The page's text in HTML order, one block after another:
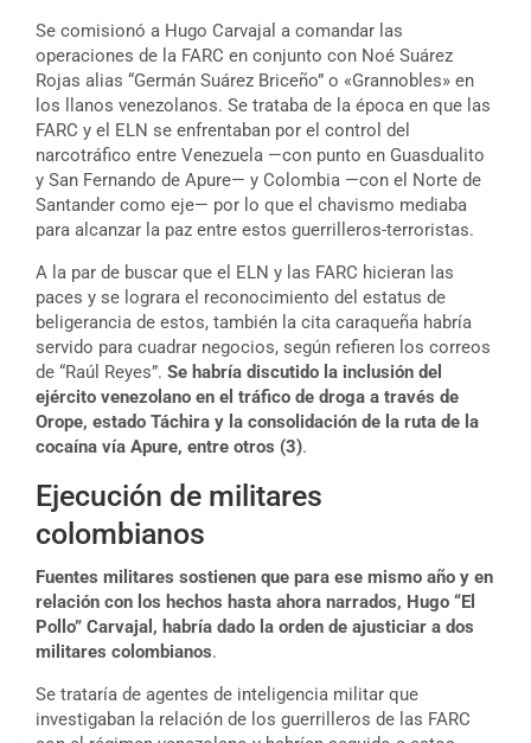
Se comisionó a Hugo Carvajal a comandar las
operaciones de la FARC en conjunto con Noé Suárez
Rojas alias “Germán Suárez Briceño” o «Grannobles» en
los llanos venezolanos. Se trataba de la época en que las
FARC y el ELN se enfrentaban por el control del
narcotráfico entre Venezuela —con punto en Guasdualito
y San Fernando de Apure— y Colombia —con el Norte de
Santander como eje— por lo que el chavismo mediaba
para alcanzar la paz entre estos guerrilleros-terroristas.
A la par de buscar que el ELN y las FARC hicieran las
paces y se lograra el reconocimiento del estatus de
beligerancia de estos, también la cita caraqueña habría
servido para cuadrar negocios, según refieren los correos
de “Raúl Reyes”. Se habría discutido la inclusión del
ejército venezolano en el tráfico de droga a través de
Orope, estado Táchira y la consolidación de la ruta de la
cocaína vía Apure, entre otros (3).
Ejecución de militares
colombianos
Fuentes militares sostienen que para ese mismo año y en
relación con los hechos hasta ahora narrados, Hugo “El
Pollo” Carvajal, habría dado la orden de ajusticiar a dos
militares colombianos.
Se trataría de agentes de inteligencia militar que
investigaban la relación de los guerrilleros de las FARC